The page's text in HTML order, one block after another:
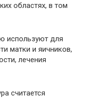
областях, в том
используют для
матки и яичников,
лечения
считается